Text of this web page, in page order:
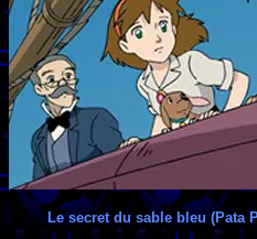
Le secret du sable bleu (Pata